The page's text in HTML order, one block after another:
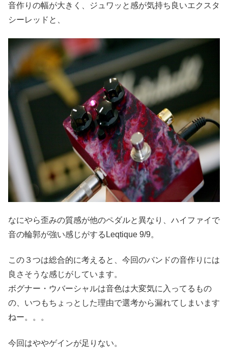
音作りの幅が大きく、ジュワッと感が気持ち良いエクスタ
シーレッドと、
なにやら歪みの質感が他のペダルと異なり、ハイファイで
音の輪郭が強い感じがするLeqtique 9/9。
この３つは総合的に考えると、今回のバンドの音作りには
良さそうな感じがしています。
ボグナー・ウバーシャルは音色は大変気に入ってるもの
の、いつもちょっとした理由で選考から漏れてしまいます
ねー。。。
今回はややゲインが足りない。